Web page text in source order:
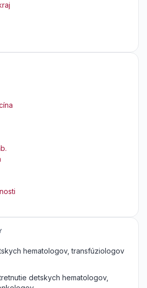
hematologov, transfúziologov
detskych hematologov,